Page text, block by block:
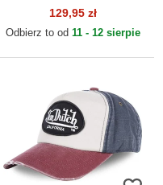
NEW Von Dutch
129,95 zł
Odbierz to od 11 - 12 sierpie